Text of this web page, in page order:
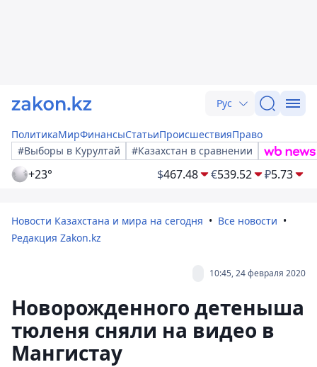
Рус
ПолитикаМирФинансыСтатьиПроисшествияПраво
#Выборы в Курултай
#Казахстан в сравнении
+23° $467.48 €539.52 ₽5.73
Новости Казахстана и мира на сегодня
Все новости
Редакция Zakon.kz
10:45, 24 февраля 2020
Новорожденного детеныша
тюленя сняли на видео в
Мангистау